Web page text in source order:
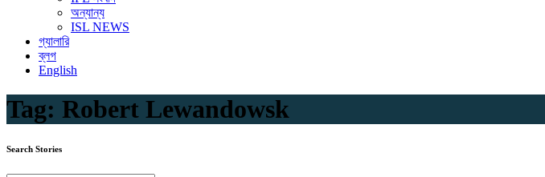
অন্যান্য
ISL NEWS
গ্যালারি
ব্লগ
English
Tag: Robert Lewandowsk
Search Stories